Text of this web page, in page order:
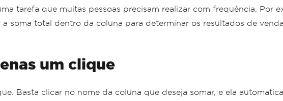
tarefa que muitas pessoas precisam realizar com frequência. Por
soma total dentro da coluna para determinar os resultados de
um clique
Basta clicar no nome da coluna que deseja somar, e ela